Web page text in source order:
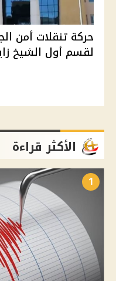
حركة تنقلات أمن
لقسم أول الشيخ
الأكثر قراءة
1